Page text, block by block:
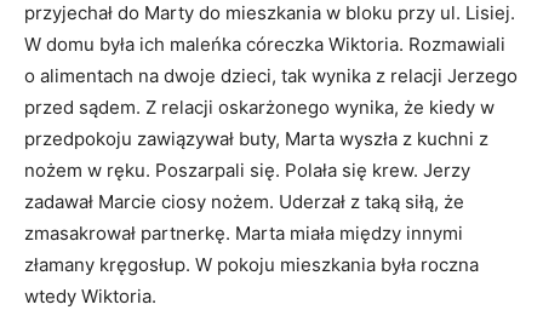
przyjechał do Marty do mieszkania w bloku przy ul. Lisiej.
W domu była ich maleńka córeczka Wiktoria. Rozmawiali
o alimentach na dwoje dzieci, tak wynika z relacji Jerzego
przed sądem. Z relacji oskarżonego wynika, że kiedy w
przedpokoju zawiązywał buty, Marta wyszła z kuchni z
nożem w ręku. Poszarpali się. Polała się krew. Jerzy
zadawał Marcie ciosy nożem. Uderzał z taką siłą, że
zmasakrował partnerkę. Marta miała między innymi
złamany kręgosłup. W pokoju mieszkania była roczna
wtedy Wiktoria.